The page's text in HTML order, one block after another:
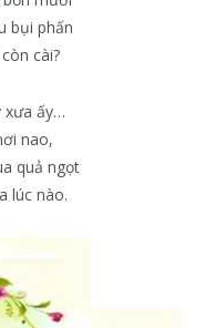
bụi phấn
cài?
xưa ấy…
nao,
quả ngọt
lúc nào.